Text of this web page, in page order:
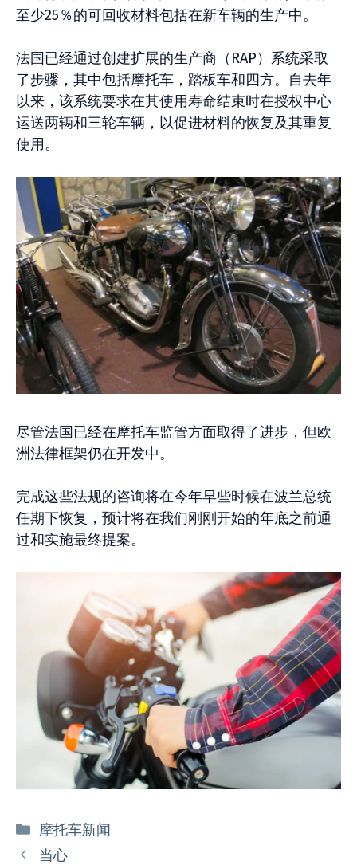
至少25％的可回收材料包括在新车辆的生产中。
法国已经通过创建扩展的生产商（RAP）系统采取
了步骤，其中包括摩托车，踏板车和四方。自去年
以来，该系统要求在其使用寿命结束时在授权中心
运送两辆和三轮车辆，以促进材料的恢复及其重复
使用。
尽管法国已经在摩托车监管方面取得了进步，但欧
洲法律框架仍在开发中。
完成这些法规的咨询将在今年早些时候在波兰总统
任期下恢复，预计将在我们刚刚开始的年底之前通
过和实施最终提案。
分
类
摩托车新闻
当心